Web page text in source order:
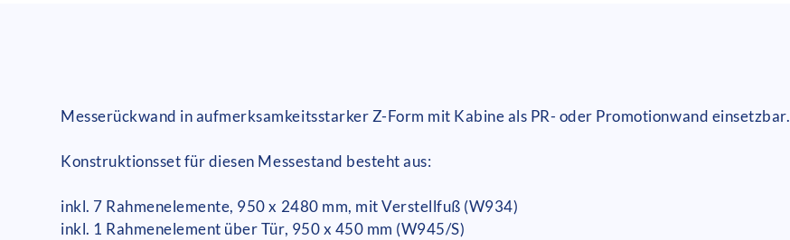
Messerückwand in aufmerksamkeitsstarker Z-Form mit Kabine als PR- oder Promotionwand einsetzbar.
Konstruktionsset für diesen Messestand besteht aus:
inkl. 7 Rahmenelemente, 950 x 2480 mm, mit Verstellfuß (W934)
inkl. 1 Rahmenelement über Tür, 950 x 450 mm (W945/S)